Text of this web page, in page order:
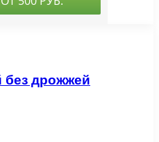
без дрожжей